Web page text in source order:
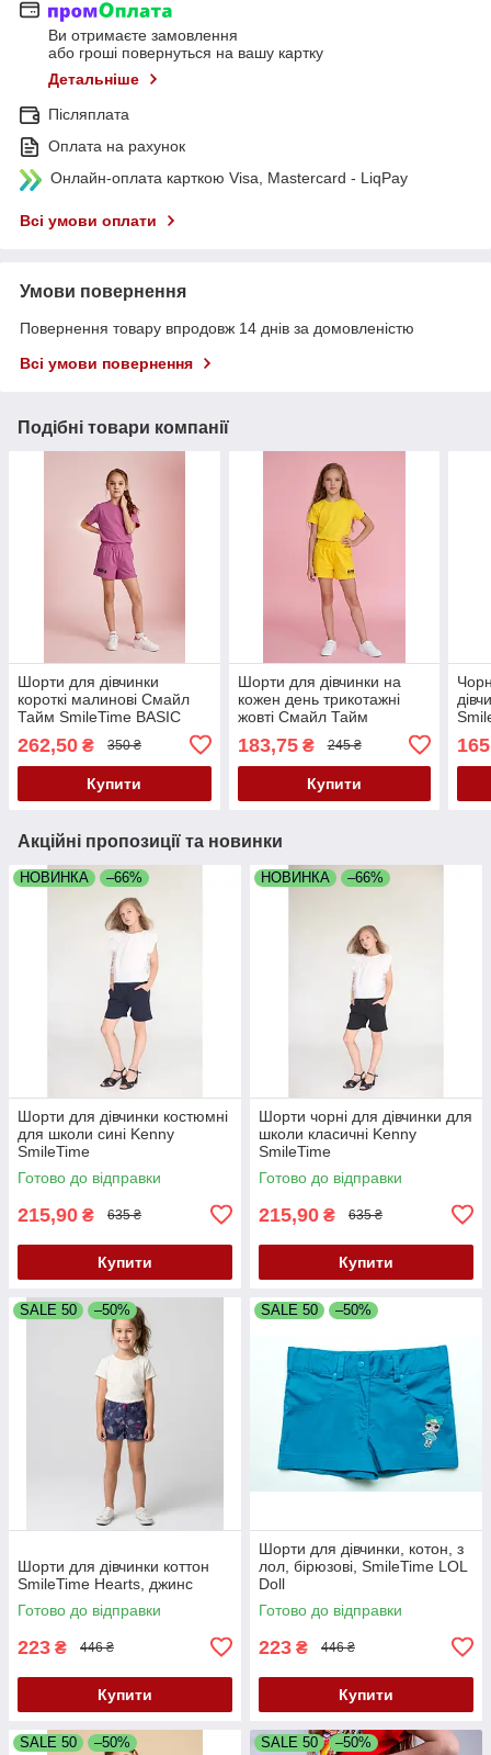
Ви отримаєте замовлення
або гроші повернуться на вашу картку
Детальніше
Післяплата
Оплата на рахунок
Онлайн-оплата карткою Visa, Mastercard - LiqPay
Всі умови оплати
Умови повернення
Повернення товару впродовж 14 днів за домовленістю
Всі умови повернення
Подібні товари компанії
Шорти для дівчинки
короткі малинові Смайл
Тайм SmileTime BASIC
262,50 ₴ 350 ₴
Купити
Шорти для дівчинки на
кожен день трикотажні
жовті Смайл Тайм
183,75₴ 245 ₴
Купити
Акційні пропозиції та новинки
НОВИНКА –66%
Шорти для дівчинки костюмні
для школи сині Kenny
SmileTime
Готово до відправки
215,90 ₴ 635 ₴
Купити
НОВИНКА –66%
Шорти чорні для дівчинки для
школи класичні Kenny
SmileTime
Готово до відправки
215,90 ₴ 635 ₴
Купити
SALE 50 –50%
Шорти для дівчинки коттон
SmileTime Hearts, джинс
Готово до відправки
223 ₴ 446 ₴
Купити
SALE 50 –50%
Шорти для дівчинки, котон, з
лол, бірюзові, SmileTime LOL
Doll
Готово до відправки
223 ₴ 446 ₴
Купити
SALE 50 –50% SALE 50 –50%